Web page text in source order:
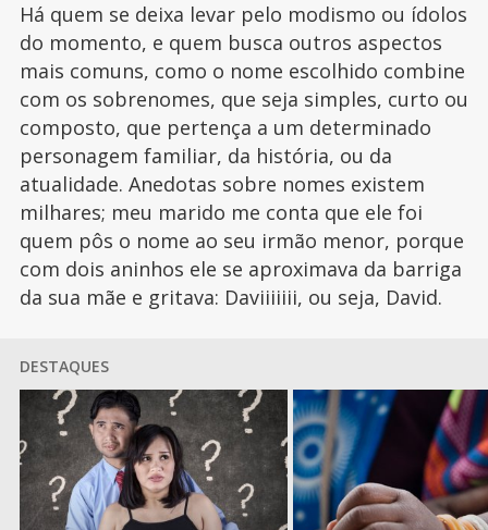
Há quem se deixa levar pelo modismo ou ídolos
do momento, e quem busca outros aspectos
mais comuns, como o nome escolhido combine
com os sobrenomes, que seja simples, curto ou
composto, que pertença a um determinado
personagem familiar, da história, ou da
atualidade. Anedotas sobre nomes existem
milhares; meu marido me conta que ele foi
quem pôs o nome ao seu irmão menor, porque
com dois aninhos ele se aproximava da barriga
da sua mãe e gritava: Daviiiiiii, ou seja, David.
DESTAQUES